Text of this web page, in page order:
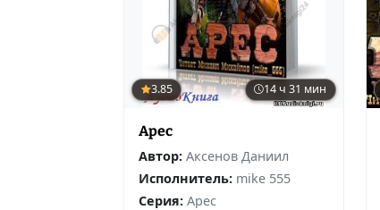
3.85 14 ч 31 мин
Арес
Автор: Аксенов Даниил
Исполнитель: mike 555
Серия: Арес